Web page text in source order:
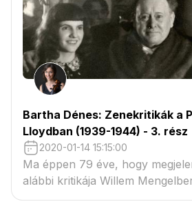
Bartha Dénes: Zenekritikák a
Lloydban (1939-1944) - 3. rész
2020-01-14 15:15:00
Ma éppen 79 éve, hogy
alábbi kritikája Willem
hangversenyéről. (Pester Lloyd, 1941. január 14.